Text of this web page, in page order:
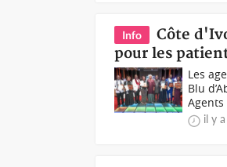
Info
Côte
pour les
Les
Blu
Agents
il y